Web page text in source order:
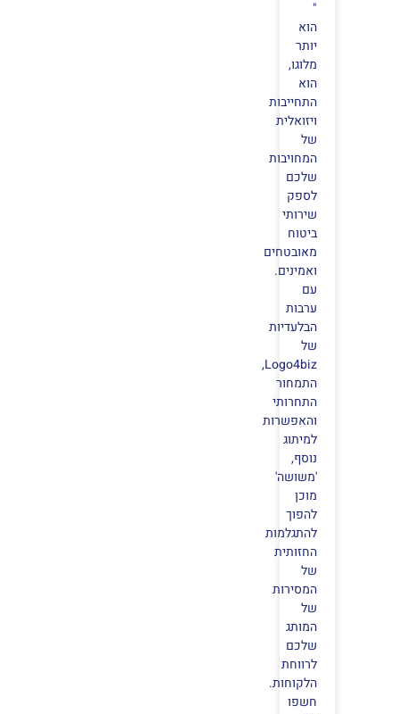
הוא
יותר
מלוגו,
הוא
התחייבות
ויזואלית
של
המחויבות
שלכם
לספק
שירותי
ביטוח
מאובטחים
ואמינים.
עם
ערבות
הבלעדיות
של
Logo4biz,
התמחור
התחרותי
והאפשרות
למיתוג
נוסף,
'משושה'
מוכן
להפוך
להתגלמות
החזותית
של
המסירות
של
המותג
שלכם
לרווחת
הלקוחות.
חשפו